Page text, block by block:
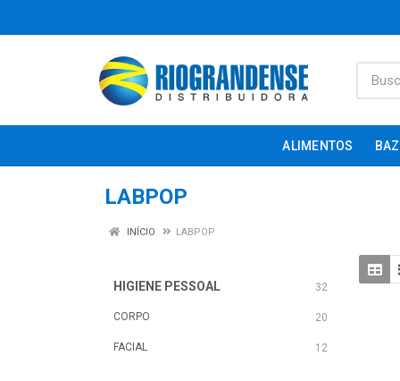
ALIMENTOS
LABPOP
INÍCIO LABPOP
HIGIENE PESSOAL 32
CORPO 20
FACIAL 12